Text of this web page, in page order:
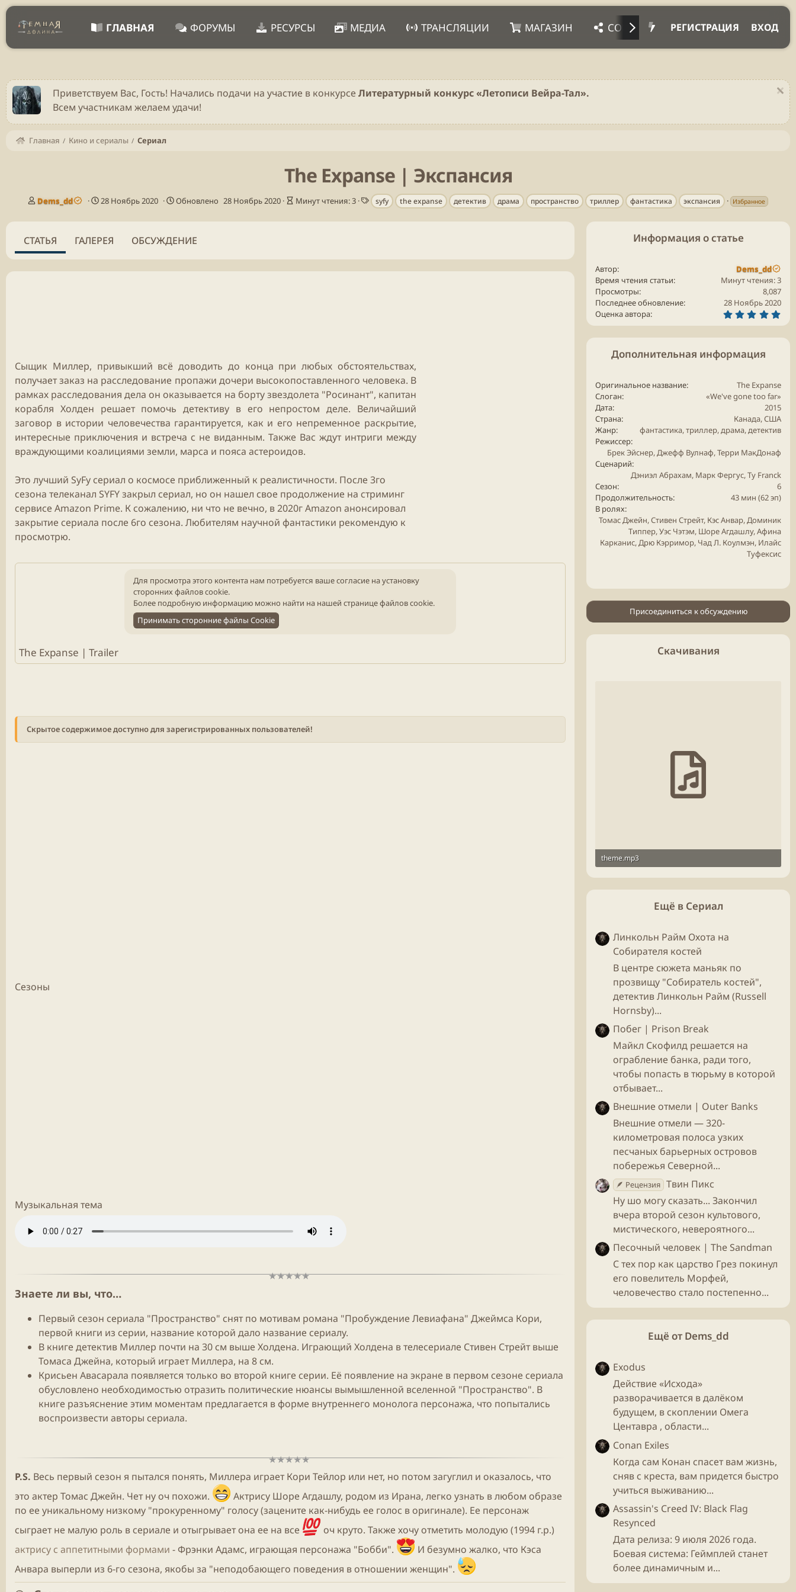
ГЛАВНАЯ ФОРУМЫ РЕСУРСЫ МЕДИА ТРАНСЛЯЦИИ МАГАЗИН СОЦ. СЕТИ ПРОЧЕЕ ВХОД
РЕГИСТРАЦИЯ
Приветствуем Вас, Гость! Начались подачи на участие в конкурсе Литературный конкурс «Летописи Вейра-Тал».
Всем участникам желаем удачи!
Главная Кино и сериалы Сериал
The Expanse | Экспансия
А
т
р
Dems_dd
Д
т
п
28 Ноябрь 2020 Обновлено 28 Ноябрь 2020
В
е
ь
и
Минут чтения: 3
Т
е
г
syfy the expanse детектив драма пространство триллер фантастика экспансия Избранное
СТАТЬЯ ГАЛЕРЕЯ ОБСУЖДЕНИЕ
Сыщик Миллер, привыкший всё доводить до конца при любых обстоятельствах,
получает заказ на расследование пропажи дочери высокопоставленного человека. В
рамках расследования дела он оказывается на борту звездолета "Росинант", капитан
корабля Холден решает помочь детективу в его непростом деле. Величайший
заговор в истории человечества гарантируется, как и его непременное раскрытие,
интересные приключения и встреча с не виданным. Также Вас ждут интриги между
враждующими коалициями земли, марса и пояса астероидов.​
Это лучший SyFy сериал о космосе приближенный к реалистичности. После 3го
сезона телеканал SYFY закрыл сериал, но он нашел свое продолжение на стриминг
сервисе Amazon Prime. К сожалению, ни что не вечно, в 2020г Amazon анонсировал
закрытие сериала после 6го сезона. Любителям научной фантастики рекомендую к
просмотрю.
Для просмотра этого контента нам потребуется ваше согласие на установку
сторонних файлов cookie.
Более подробную информацию можно найти на нашей странице файлов cookie.
Принимать сторонние файлы Cookie
The Expanse | Trailer
Скрытое содержимое доступно для зарегистрированных пользователей!
Сезоны
Музыкальная тема
Знаете ли вы, что…
Первый сезон сериала "Пространство" снят по мотивам романа "Пробуждение Левиафана" Джеймса Кори,
первой книги из серии, название которой дало название сериалу.
В книге детектив Миллер почти на 30 см выше Холдена. Играющий Холдена в телесериале Стивен Стрейт выше
Томаса Джейна, который играет Миллера, на 8 см.
Крисьен Авасарала появляется только во второй книге серии. Её появление на экране в первом сезоне сериала
обусловлено необходимостью отразить политические нюансы вымышленной вселенной "Пространство". В
книге разъяснение этим моментам предлагается в форме внутреннего монолога персонажа, что попытались
воспроизвести авторы сериала.
P.S. Весь первый сезон я пытался понять, Миллера играет Кори Тейлор или нет, но потом загуглил и оказалось, что
это актер Томас Джейн. Чет ну оч похожи.
Актрису Шоре Агдашлу, родом из Ирана, легко узнать в любом образе
по ее уникальному низкому "прокуренному" голосу (зацените как-нибудь ее голос в оригинале). Ее персонаж
сыграет не малую роль в сериале и отыгрывает она ее на все
оч круто. Также хочу отметить молодую (1994 г.р.)
актрису с аппетитными формами - Фрэнки Адамс, играющая персонажа "Бобби".
И безумно жалко, что Кэса
Анвара выперли из 6-го сезона, якобы за "неподобающего поведения в отношении женщин".
Информация о статье
Автор
Dems_dd
Время чтения статьи
Минут чтения: 3
Просмотры
8,087
Последнее обновление
28 Ноябрь 2020
Оценка автора
0
Дополнительная информация
Оригинальное название
The Expanse
Слоган
«We've gone too far»
Дата
2015
Страна
Канада, США
Жанр
фантастика,триллер,драма,детектив
Режиссер
Брек Эйснер, Джефф Вулнаф, Терри МакДонаф
Сценарий
Дэниэл Абрахам, Марк Фергус, Ty Franck
Сезон
6
Продолжительность
43 мин (62 эп)
В ролях
Томас Джейн, Стивен Стрейт, Кэс Анвар, Доминик
Типпер, Уэс Чэтэм, Шоре Агдашлу, Афина
Карканис, Дрю Кэрримор, Чад Л. Коулмэн, Илайс
Туфексис
Присоединиться к обсуждению
Скачивания
theme.mp3
1.1 МБ
Ещё в Сериал
Линкольн Райм Охота на
Собирателя костей
В центре сюжета маньяк по
прозвищу "Собиратель костей",
детектив Линкольн Райм (Russell
Hornsby)...
Побег | Prison Break
Майкл Скофилд решается на
ограбление банка, ради того,
чтобы попасть в тюрьму в которой
отбывает...
Внешние отмели | Outer Banks
Внешние отмели — 320-
километровая полоса узких
песчаных барьерных островов
побережья Северной...
🪶 Рецензия Твин Пикс
Ну шо могу сказать... Закончил
вчера второй сезон культового,
мистического, невероятного...
Песочный человек | The Sandman
С тех пор как царство Грез покинул
его повелитель Морфей,
человечество стало постепенно...
Ещё от Dems_dd
Exodus
Действие «Исхода»
разворачивается в далёком
будущем, в скоплении Омега
Центавра , области...
Conan Exiles
Когда сам Конан спасет вам жизнь,
сняв с креста, вам придется быстро
учиться выживанию...
Assassin's Creed IV: Black Flag
Resynced
Дата релиза: 9 июля 2026 года.
Боевая система: Геймплей станет
более динамичным и...